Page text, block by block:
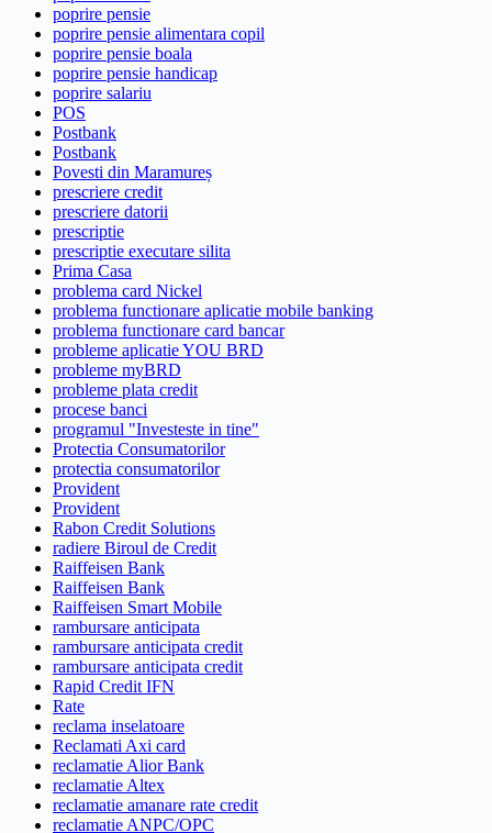
poprire pensie
poprire pensie alimentara copil
poprire pensie boala
poprire pensie handicap
poprire salariu
POS
Postbank
Postbank
Povesti din Maramureș
prescriere credit
prescriere datorii
prescriptie
prescriptie executare silita
Prima Casa
problema card Nickel
problema functionare aplicatie mobile banking
problema functionare card bancar
probleme aplicatie YOU BRD
probleme myBRD
probleme plata credit
procese banci
programul "Investeste in tine"
Protectia Consumatorilor
protectia consumatorilor
Provident
Provident
Rabon Credit Solutions
radiere Biroul de Credit
Raiffeisen Bank
Raiffeisen Bank
Raiffeisen Smart Mobile
rambursare anticipata
rambursare anticipata credit
rambursare anticipata credit
Rapid Credit IFN
Rate
reclama inselatoare
Reclamati Axi card
reclamatie Alior Bank
reclamatie Altex
reclamatie amanare rate credit
reclamatie ANPC/OPC